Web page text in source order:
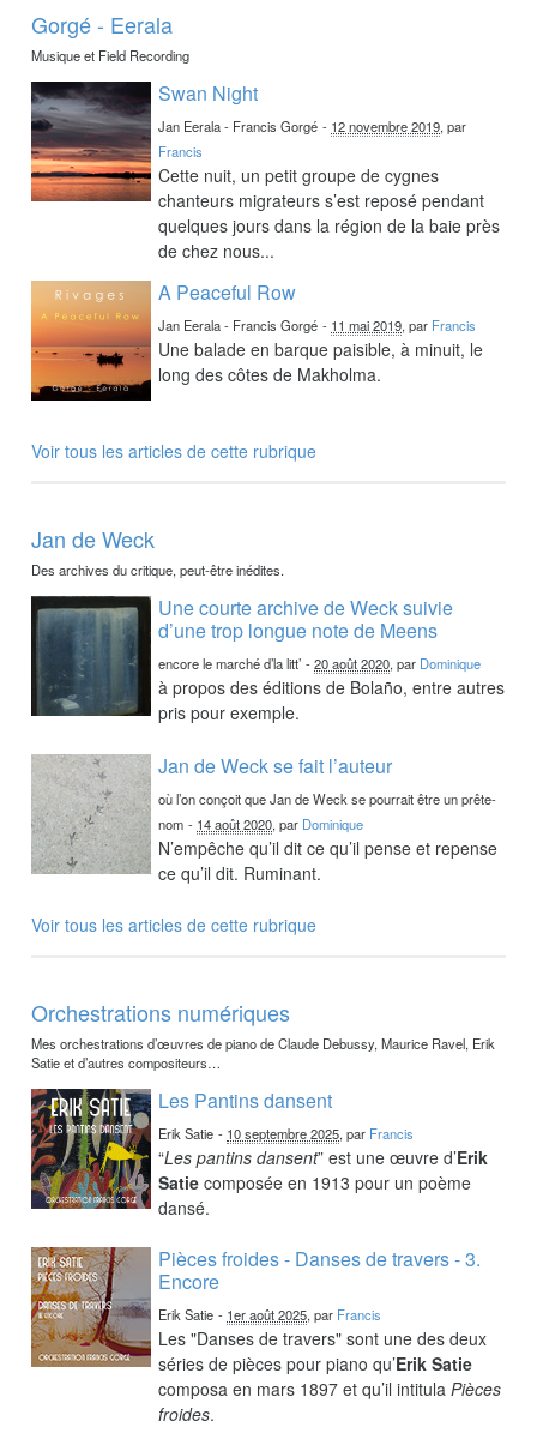
Gorgé - Eerala
Musique et Field Recording
Swan Night
Jan Eerala - Francis Gorgé - 12 novembre 2019, par
Francis
Cette nuit, un petit groupe de cygnes
chanteurs migrateurs s’est reposé pendant
quelques jours dans la région de la baie près
de chez nous...
A Peaceful Row
Jan Eerala - Francis Gorgé - 11 mai 2019, par Francis
Une balade en barque paisible, à minuit, le
long des côtes de Makholma.
Voir tous les articles de cette rubrique
Jan de Weck
Des archives du critique, peut-être inédites.
Une courte archive de Weck suivie
d’une trop longue note de Meens
encore le marché d’la litt’ -20 août 2020, par Dominique
à propos des éditions de Bolaño, entre autres
pris pour exemple.
Jan de Weck se fait l’auteur
où l’on conçoit que Jan de Weck se pourrait être un prête-
nom - 14 août 2020, par Dominique
N’empêche qu’il dit ce qu’il pense et repense
ce qu’il dit. Ruminant.
Voir tous les articles de cette rubrique
Orchestrations numériques
Mes orchestrations d’œuvres de piano de Claude Debussy, Maurice Ravel, Erik
Satie et d’autres compositeurs…
Les Pantins dansent
Erik Satie - 10 septembre 2025, par Francis
“Les pantins dansent” est une œuvre d’Erik
Satie composée en 1913 pour un poème
dansé.
Pièces froides - Danses de travers - 3.
Encore
Erik Satie - 1er août 2025, par Francis
Les "Danses de travers" sont une des deux
séries de pièces pour piano qu’Erik Satie
composa en mars 1897 et qu’il intitulaPièces
froides.